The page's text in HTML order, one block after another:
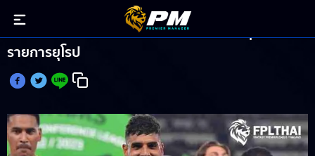
ประวัติศาสตร์! เอมอร์สัน หนึ่งเดียวที่กวาดทุกแชมป์
รายการยุโรป